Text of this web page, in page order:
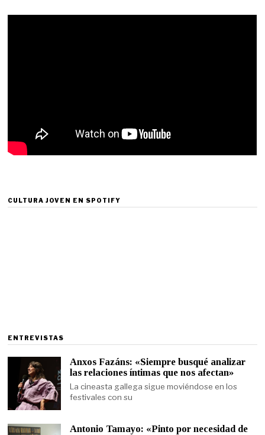
CULTURA JOVEN EN SPOTIFY
ENTREVISTAS
Anxos Fazáns: «Siempre busqué analizar
las relaciones íntimas que nos afectan»
La cineasta gallega sigue moviéndose en los
festivales con su
Antonio Tamayo: «Pinto por necesidad de